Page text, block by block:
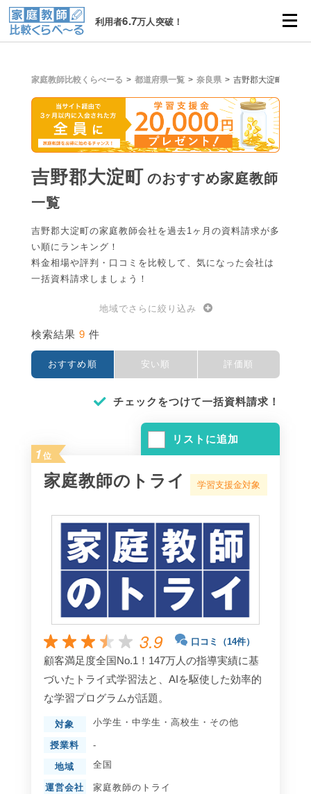
利用者6.7万人突破！
家庭教師比較くらべーる 都道府県一覧 奈良県 吉野郡大淀町
吉野郡大淀町 のおすすめ家庭教師
一覧
吉野郡大淀町の家庭教師会社を過去1ヶ月の資料請求が多
い順にランキング！
料金相場や評判・口コミを比較して、気になった会社は
一括資料請求しましょう！
地域でさらに絞り込み
検索結果 9 件
おすすめ順 安い順 評価順
チェックをつけて一括資料請求！
リストに追加
1 位
家庭教師のトライ 学習支援金対象
3.9 口コミ（14件）
顧客満足度全国No.1！147万人の指導実績に基
づいたトライ式学習法と、AIを駆使した効率的
な学習プログラムが話題。
対象 小学生 ・ 中学生 ・ 高校生 ・ その他
授業料 -
地域 全国
運営会社 家庭教師のトライ